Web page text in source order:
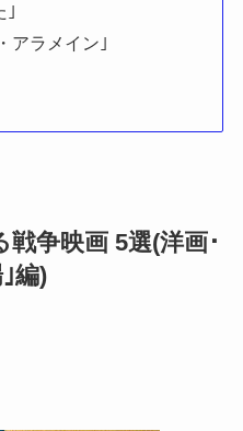
｣
アラメイン｣
争映画 5選(洋画･
編)